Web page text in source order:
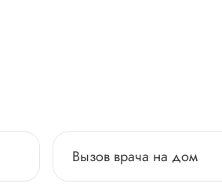
Вызов врача на дом